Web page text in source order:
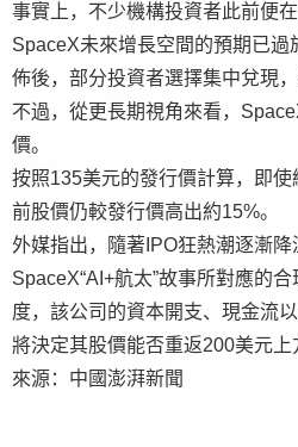
事實上，不少機構投資者此前便
SpaceX未來增長空間的預期已
佈後，部分投資者選擇集中兌現
不過，從更長期視角來看，
價。
按照135美元的發行價計算，即
前股價仍較發行價高出約15%。
外媒指出，隨著IPO狂熱潮逐漸
SpaceX“AI+航太”故事所對應的
度，該公司的資本開支、現金流
將決定其股價能否重返200美元上
來源：中國澎湃新聞